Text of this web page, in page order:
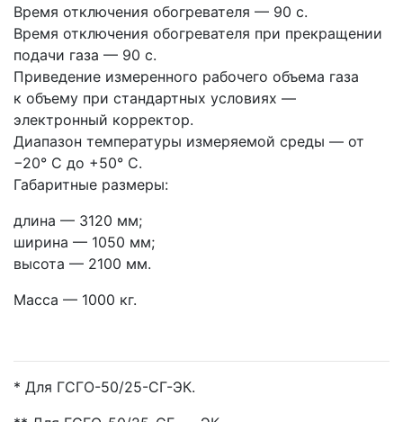
Время отключения обогревателя — 90 с.
Время отключения обогревателя при прекращении
подачи газа — 90 с.
Приведение измеренного рабочего объема газа
к объему при стандартных условиях —
электронный корректор.
Диапазон температуры измеряемой среды — от
−20° С до +50° С.
Габаритные размеры:
длина — 3120 мм;
ширина — 1050 мм;
высота — 2100 мм.
Масса — 1000 кг.
* Для ГСГО-50/25-СГ-ЭК.